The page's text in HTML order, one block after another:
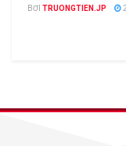
BƠI TRUONGTIEN.JP